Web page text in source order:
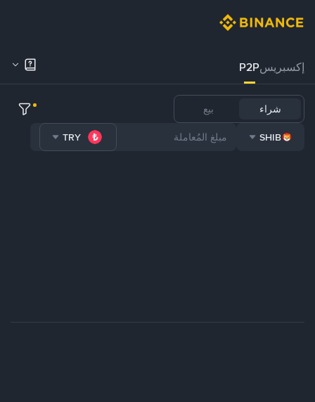
إكسبريسP2P
شراء بيع
SHIB
TRY